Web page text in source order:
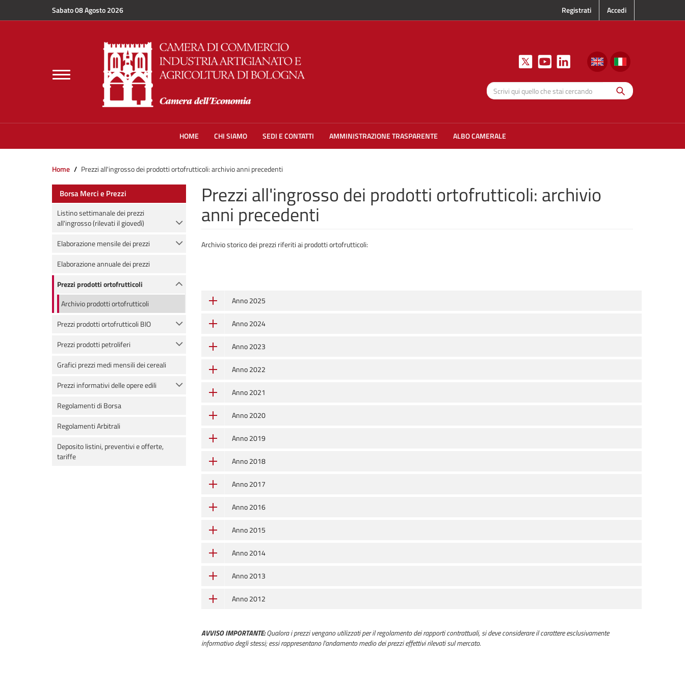
Sabato 08 Agosto 2026 Registrati Accedi
Toggle
navigation
stai
Cerca
HOME CHI SIAMO SEDI E CONTATTI AMMINISTRAZIONE TRASPARENTE ALBO CAMERALE
Home Prezzi all'ingrosso dei prodotti ortofrutticoli: archivio anni precedenti
Borsa Merci e Prezzi
Listino settimanale dei prezzi
all'ingrosso (rilevati il giovedì)
Elaborazione mensile dei prezzi
Elaborazione annuale dei prezzi
Prezzi prodotti ortofrutticoli
Archivio prodotti ortofrutticoli
Prezzi prodotti ortofrutticoli BIO
Prezzi prodotti petroliferi
Grafici prezzi medi mensili dei cereali
Prezzi informativi delle opere edili
Regolamenti di Borsa
Regolamenti Arbitrali
Deposito listini, preventivi e offerte,
tariffe
Prezzi all'ingrosso dei prodotti ortofrutticoli: archivio
anni precedenti
Archivio storico dei prezzi riferiti ai prodotti ortofrutticoli:
Anno 2025
Anno 2024
Anno 2023
Anno 2022
Anno 2021
Anno 2020
Anno 2019
Anno 2018
Anno 2017
Anno 2016
Anno 2015
Anno 2014
Anno 2013
Anno 2012
AVVISO IMPORTANTE:Qualora i prezzi vengano utilizzati per il regolamento dei rapporti contrattuali, si deve considerare il carattere esclusivamente
informativo degli stessi; essi rappresentano l'andamento medio dei prezzi effettivi rilevati sul mercato.